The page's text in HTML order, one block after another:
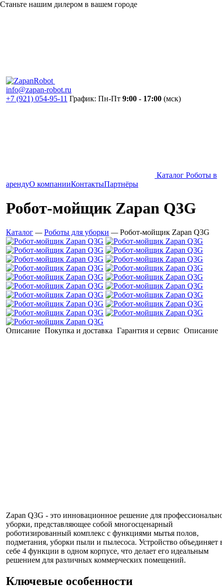
Станьте нашим дилером в вашем городе
info@zapan-robot.ru
+7 (921) 054-95-11 График: Пн-Пт 9:00 - 17:00 (мск)
Каталог Роботы в
арендуО компанииКонтактыПартнёры
Робот-мойщик Zapan Q3G
Каталог — Роботы для уборки — Робот-мойщик Zapan Q3G
Описание Покупка и доставка Гарантия и сервис Описание
Zapan Q3G - это инновационное решение для
уборки, представляющее собой многосценарный
роботизированный комплекс с функциями мытья полов,
подметания, уборки пыли и пылесоса. Устройство объединяет
себе 4 функции в одном корпусе, что делает его идеальным
решением для различных коммерческих помещений.
Ключевые особенности